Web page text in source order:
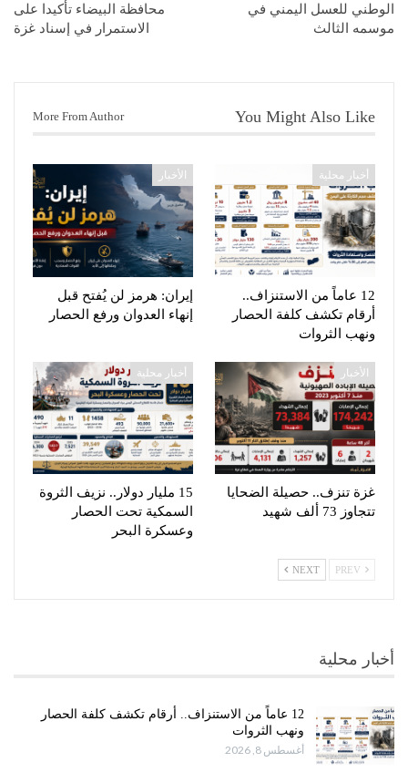
الوطني للعسل اليمني في
موسمه الثالث
محافظة البيضاء تأكيدا على
الاستمرار في إسناد غزة
You Might Also Like
More From Author
أخبار محلية
12 عاماً من الاستنزاف..
أرقام تكشف كلفة الحصار
ونهب الثروات
الأخبار
إيران: هرمز لن يُفتح قبل
إنهاء العدوان ورفع الحصار
الأخبار
غزة تنزف.. حصيلة الضحايا
تتجاوز 73 ألف شهيد
أخبار محلية
15 مليار دولار.. نزيف الثروة
السمكية تحت الحصار
وعسكرة البحر
NEXT
أخبار محلية
12 عاماً من الاستنزاف.. أرقام تكشف كلفة الحصار
ونهب الثروات
أغسطس 8, 2026